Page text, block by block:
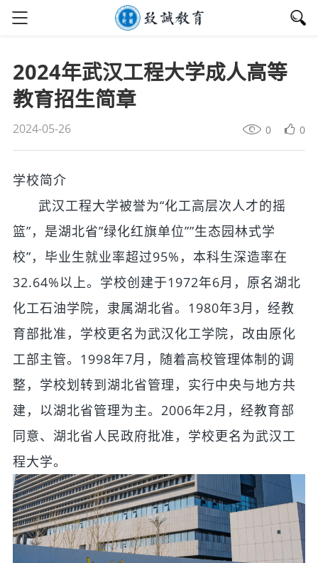
2024年武汉工程大学成人高等
教育招生简章
2024-05-26 0 0
学校简介
武汉工程大学被誉为“化工高层次人才的摇
篮”，是湖北省”绿化红旗单位””生态园林式学
校”，毕业生就业率超过95%，本科生深造率在
32.64%以上。学校创建于1972年6月，原名湖北
化工石油学院，隶属湖北省。1980年3月，经教
育部批准，学校更名为武汉化工学院，改由原化
工部主管。1998年7月，随着高校管理体制的调
整，学校划转到湖北省管理，实行中央与地方共
建，以湖北省管理为主。2006年2月，经教育部
同意、湖北省人民政府批准，学校更名为武汉工
程大学。